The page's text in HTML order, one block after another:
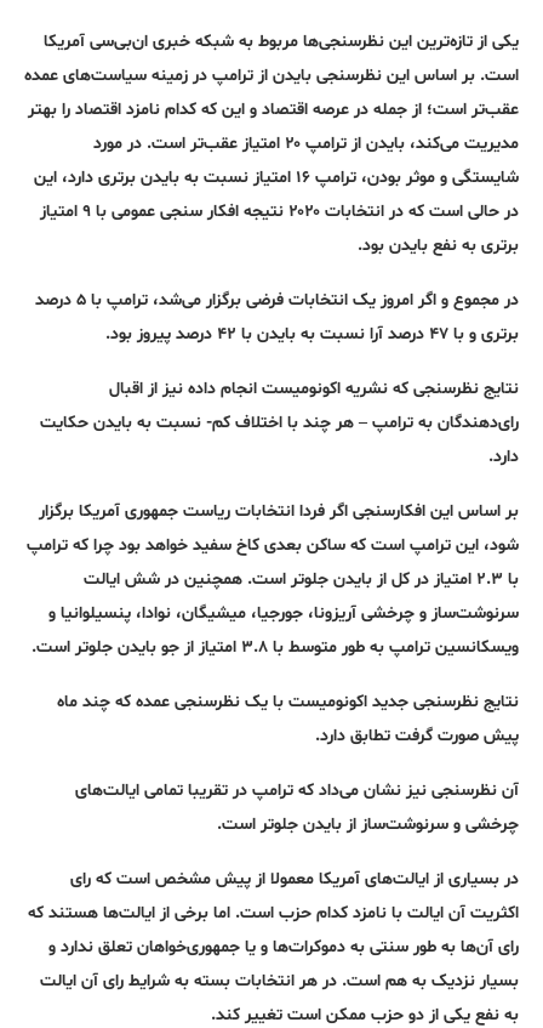
یکی از تازه‌ترین این نظرسنجی‌ها مربوط به شبکه خبری ان‌بی‌سی آمریکا
است. بر اساس این نظرسنجی بایدن از ترامپ در زمینه سیاست‌‌های عمده
عقب‌تر است؛ از جمله در عرصه اقتصاد و این که کدام نامزد اقتصاد را بهتر
مدیریت می‌کند، بایدن از ترامپ ۲۰ امتیاز عقب‌تر است. در مورد
شایستگی و موثر بودن، ترامپ ۱۶ امتیاز نسبت به بایدن برتری دارد، این
در حالی است که در انتخابات ۲۰۲۰ نتیجه افکار سنجی عمومی با ۹ امتیاز
برتری به نفع بایدن بود.
در مجموع و اگر امروز یک انتخابات فرضی برگزار می‌شد، ترامپ با ۵ درصد
برتری و با ۴۷ درصد آرا نسبت به بایدن با ۴۲ درصد پیروز بود.
نتایج نظرسنجی که نشریه اکونومیست انجام داده نیز از اقبال
رای‌دهندگان به ترامپ – هر چند با اختلاف کم- نسبت به بایدن حکایت
دارد.
بر اساس این افکارسنجی اگر فردا انتخابات ریاست جمهوری آمریکا برگزار
شود، این ترامپ است که ساکن بعدی کاخ سفید خواهد بود چرا که ترامپ
با ۲.۳ امتیاز در کل از بایدن جلوتر است. همچنین در شش ایالت
سرنوشت‌ساز و چرخشی آریزونا، جورجیا، میشیگان، نوادا، پنسیلوانیا و
ویسکانسین ترامپ به طور متوسط با ۳.۸ امتیاز از جو بایدن جلوتر است.
نتایج نظرسنجی جدید اکونومیست با یک نظرسنجی عمده که چند ماه
پیش صورت گرفت تطابق دارد.
آن نظرسنجی نیز نشان می‌داد که ترامپ در تقریبا تمامی ایالت‌های
چرخشی و سرنوشت‌ساز از بایدن جلوتر است.
در بسیاری از ایالت‌های آمریکا معمولا از پیش مشخص است که رای
اکثریت آن ایالت با نامزد کدام حزب است. اما برخی از ایالت‌ها هستند که
رای آن‌ها به طور سنتی به دموکرات‌ها و یا جمهوری‌خواهان تعلق ندارد و
بسیار نزدیک به هم است. در هر انتخابات بسته به شرایط رای آن ایالت
به نفع یکی از دو حزب ممکن است تغییر کند.